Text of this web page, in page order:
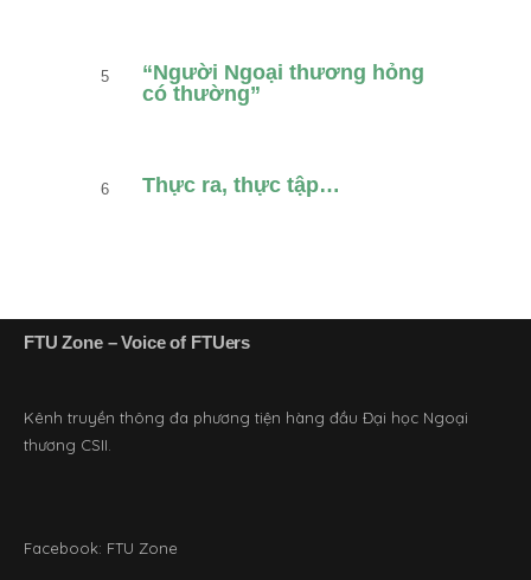
“Người Ngoại thương hỏng
có thường”
Thực ra, thực tập…
FTU Zone – Voice of FTUers
Kênh truyền thông đa phương tiện hàng đầu Đại học Ngoại
thương CSII.
Facebook: FTU Zone